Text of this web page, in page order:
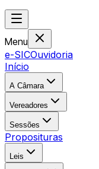
Menu
e-SICOuvidoria
Início
A Câmara
Vereadores
Sessões
Proposituras
Leis